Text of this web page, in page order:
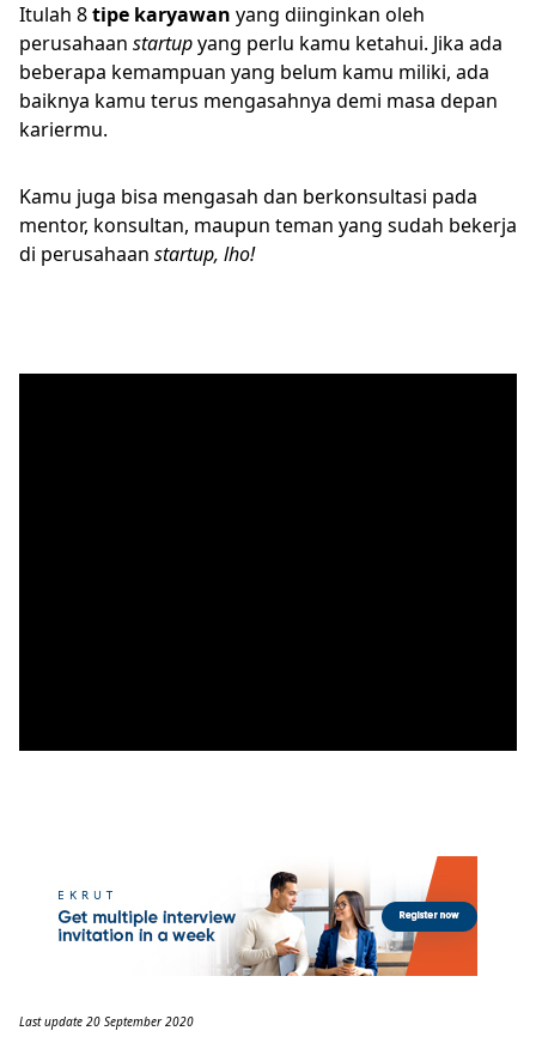
Itulah 8tipe karyawan yang diinginkan oleh
perusahaan startupyang perlu kamu ketahui. Jika ada
beberapa kemampuan yang belum kamu miliki, ada
baiknya kamu terus mengasahnya demi masa depan
kariermu.
Kamu juga bisa mengasah dan berkonsultasi pada
mentor, konsultan, maupun teman yang sudah bekerja
di perusahaan startup, lho!
Last update 20 September 2020